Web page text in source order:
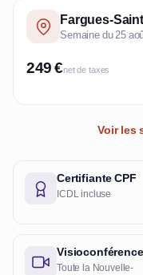
Fargues-
Semaine du 25
249 €net de taxes
Voir les
Certifiante CPF
ICDL incluse
Visioconférence
Toute la Nouvelle-